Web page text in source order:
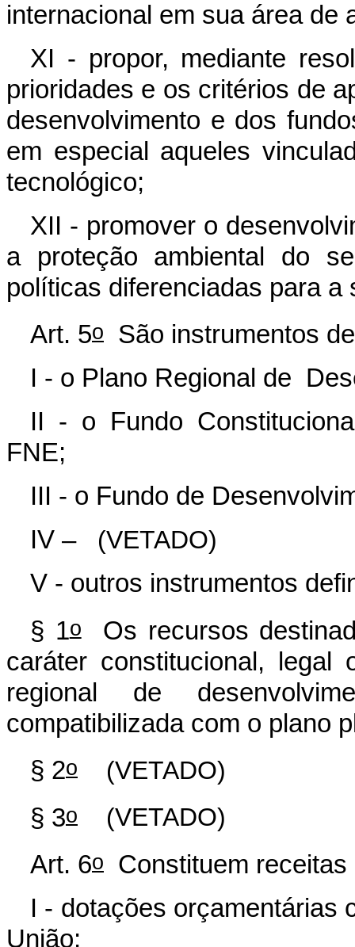
internacional em sua área de
XI - propor, mediante
prioridades e os critérios de
desenvolvimento e dos
em especial aqueles
tecnológico;
XII - promover o
a proteção ambiental do
políticas diferenciadas para a
Art. 5o
São instrumentos
I - o Plano Regional de
II - o Fundo
FNE;
III - o Fundo de
IV –
(VETADO)
V - outros instrumentos
§ 1oOs recursos
caráter constitucional, legal
regional de
compatibilizada com o plano
§ 2o
(VETADO)
§ 3o
(VETADO)
Art. 6o
Constituem receitas
I - dotações orçamentárias
União;